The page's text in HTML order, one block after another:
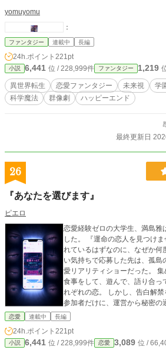
「異能一族」「家と血筋」「王
「異種恋愛」「禁断の恋」など
いです。 ※平凡ヒロインの箔付友人か噛ませ犬になりがちな
肉食系強気美人と、俺様やスパ
て馬枠の幼馴染属性犬系男が好
「寝取られ」が確定している物
途で、二人は必ず添い遂げます
員」が「怪異を物理攻撃で倒す
yomuyomu
：
ファンタジー 連載中 長編
24h.ポイント 221pt
小説 6,441 位 / 228,999件 ファンタジー 1,219
異世界転生 恋愛ファンタジー 未来視 学
科学魔法
群像劇 ハッピーエンド
最終更新日
26
『あなたを選びます』
ピエロ
恋愛経験ゼロの大学生、満島雅
した。 『運命の恋人を見つけませんか？』 広告ブロックを入
れているはずなのに、なぜか何
い気持ちで応募した先は、孤
愛リアリティショーだった。 集められた男女は八人。 一緒に
食事をして、遊んで、語り合っ
れぞれの恋。 しかし、告白解禁を
参加者だけに、運営から秘密
を意味する。 恋を実らせなけれ
ず恋をする者。 誰かを守ろうと
を蹴落とそうとする者。 偶然の出会い。 作られた運命。 そ
恋愛 連載中 長編
24h.ポイント 221pt
小説 6,441 位 / 228,999件 恋愛 3,089 位 /